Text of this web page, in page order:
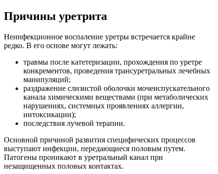
Причины уретрита
Неинфекционное воспаление уретры встречается крайне
редко. В его основе могут лежать:
травмы после катетеризации, прохождения по уретре
конкрементов, проведения трансуретральных лечебных
манипуляций;
раздражение слизистой оболочки мочеиспускательного
канала химическими веществами (при метаболических
нарушениях, системных проявлениях аллергии,
интоксикации);
последствия лучевой терапии.
Основной причиной развития специфических процессов
выступают инфекции, передающиеся половым путем.
Патогены проникают в уретральный канал при
незащищенных половых контактах.